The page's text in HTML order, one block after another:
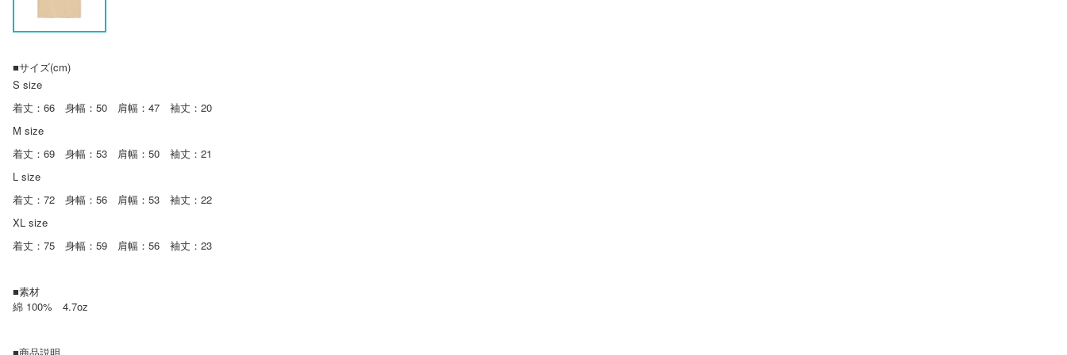
■サイズ(cm)
S size
着丈：66 身幅：50 肩幅：47 袖丈：20
M size
着丈：69 身幅：53 肩幅：50 袖丈：21
L size
着丈：72 身幅：56 肩幅：53 袖丈：22
XL size
着丈：75 身幅：59 肩幅：56 袖丈：23
■素材
綿 100% 4.7oz